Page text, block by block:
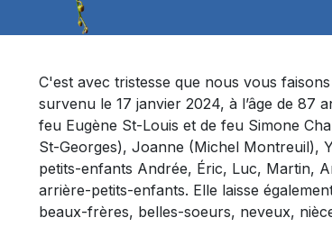
C'est avec tristesse que nous vous
survenu le 17 janvier 2024, à l’âge de 87
feu Eugène St-Louis et de feu Simone
St-Georges), Joanne (Michel Montreuil),
petits-enfants Andrée, Éric, Luc, Martin,
arrière-petits-enfants. Elle laisse
beaux-frères, belles-soeurs, neveux,